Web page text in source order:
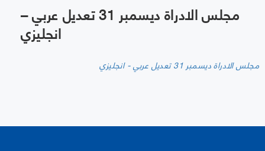
مجلس الادراة ديسمبر 31 تعديل عربي –
انجليزي
مجلس الادراة ديسمبر 31 تعديل عربي - انجليزي